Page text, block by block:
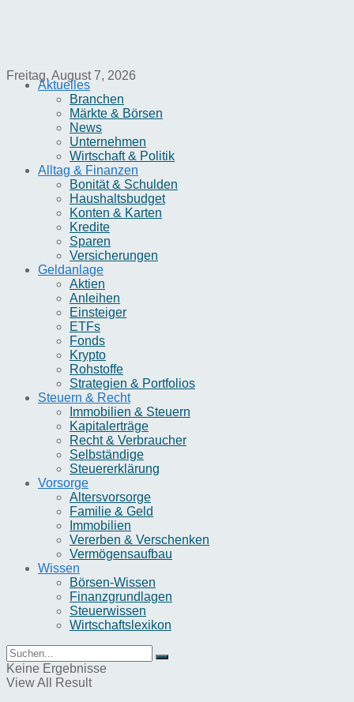
Freitag, August 7, 2026
Aktuelles
Branchen
Märkte & Börsen
News
Unternehmen
Wirtschaft & Politik
Alltag & Finanzen
Bonität & Schulden
Haushaltsbudget
Konten & Karten
Kredite
Sparen
Versicherungen
Geldanlage
Aktien
Anleihen
Einsteiger
ETFs
Fonds
Krypto
Rohstoffe
Strategien & Portfolios
Steuern & Recht
Immobilien & Steuern
Kapitalerträge
Recht & Verbraucher
Selbständige
Steuererklärung
Vorsorge
Altersvorsorge
Familie & Geld
Immobilien
Vererben & Verschenken
Vermögensaufbau
Wissen
Börsen-Wissen
Finanzgrundlagen
Steuerwissen
Wirtschaftslexikon
Keine Ergebnisse
View All Result